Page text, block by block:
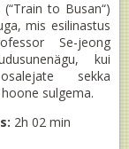
to Busan“)
mis esilinastus
Se-jeong
kui
sekka
sulgema.
2h 02 min